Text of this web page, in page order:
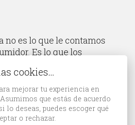
no es lo que le contamos
Es lo que los
qué es.
David Cook
cookies…
mejorar tu experiencia en
que estás de acuerdo
lo deseas, puedes escoger qué
o rechazar.